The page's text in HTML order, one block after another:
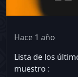
Hace 1 año
Lista de los
muestro :